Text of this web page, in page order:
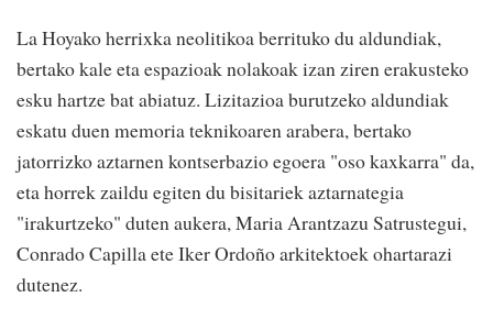
La Hoyako herrixka neolitikoa berrituko du aldundiak,
bertako kale eta espazioak nolakoak izan ziren erakusteko
esku hartze bat abiatuz. Lizitazioa burutzeko aldundiak
eskatu duen memoria teknikoaren arabera, bertako
jatorrizko aztarnen kontserbazio egoera "oso kaxkarra" da,
eta horrek zaildu egiten du bisitariek aztarnategia
"irakurtzeko" duten aukera, Maria Arantzazu Satrustegui,
Conrado Capilla ete Iker Ordoño arkitektoek ohartarazi
dutenez.